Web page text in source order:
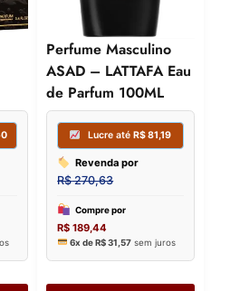
Perfume Masculino
ASAD – LATTAFA Eau
de Parfum 100ML